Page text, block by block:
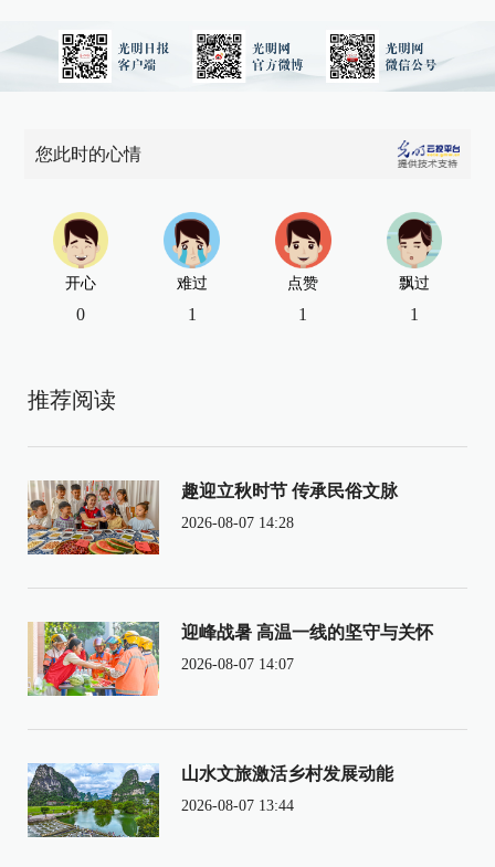
您此时的心情
开心
0
难过
1
点赞
1
飘过
1
推荐阅读
趣迎立秋时节 传承民俗文脉
2026-08-07 14:28
迎峰战暑 高温一线的坚守与关怀
2026-08-07 14:07
山水文旅激活乡村发展动能
2026-08-07 13:44